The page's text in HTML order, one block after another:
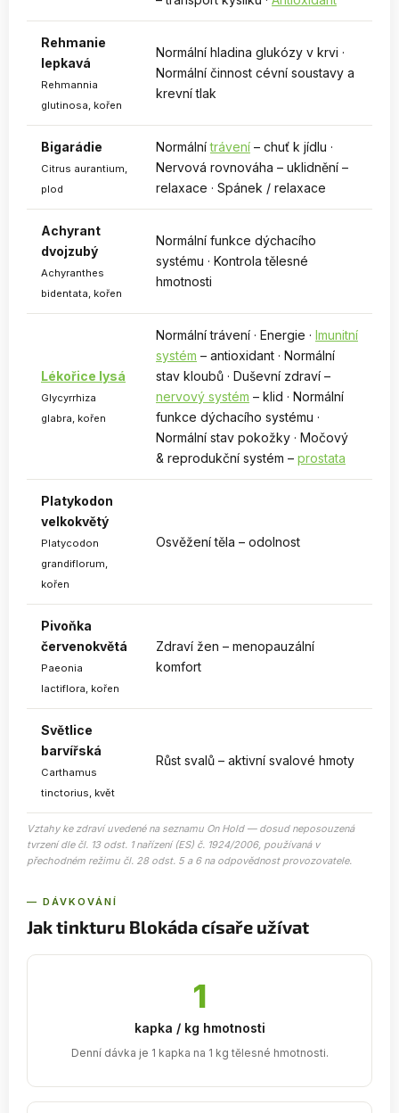
Rehmanie
lepkavá
Rehmannia
glutinosa, kořen
Normální hladina glukózy v krvi ·
Normální činnost cévní soustavy a
krevní tlak
Bigarádie
Citrus aurantium,
plod
Normálnítrávení – chuť k jídlu ·
Nervová rovnováha – uklidnění –
relaxace · Spánek / relaxace
Achyrant
dvojzubý
Achyranthes
bidentata, kořen
Normální funkce dýchacího
systému · Kontrola tělesné
hmotnosti
Lékořice lysá
Glycyrrhiza
glabra, kořen
Normální trávení · Energie · Imunitní
systém – antioxidant · Normální
stav kloubů · Duševní zdraví –
nervový systém – klid · Normální
funkce dýchacího systému ·
Normální stav pokožky · Močový
& reprodukční systém – prostata
Platykodon
velkokvětý
Platycodon
grandiflorum,
kořen
Osvěžení těla – odolnost
Pivoňka
červenokvětá
Paeonia
lactiflora, kořen
Zdraví žen – menopauzální
komfort
Světlice
barvířská
Carthamus
tinctorius, květ
Růst svalů – aktivní svalové hmoty
Vztahy ke zdraví uvedené na seznamu On Hold — dosud neposouzená
tvrzení dle čl. 13 odst. 1 nařízení (ES) č. 1924/2006, používaná v
přechodném režimu čl. 28 odst. 5 a 6 na odpovědnost provozovatele.
— DÁVKOVÁNÍ
Jak tinkturu Blokáda císaře užívat
1
kapka / kg hmotnosti
Denní dávka je 1 kapka na 1 kg tělesné hmotnosti.